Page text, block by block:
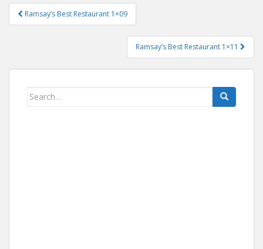
Navigace pro příspěvek
Ramsay’s Best Restaurant 1×09
Ramsay’s Best Restaurant 1×11
Search for: